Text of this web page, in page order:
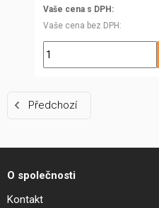
Vaše cena s DPH
Vaše cena bez DPH
Předchozí
O společnosti
Kontakt